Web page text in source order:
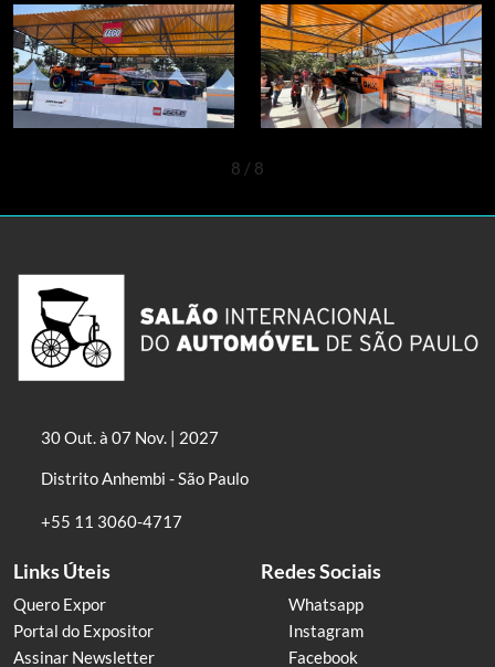
8 / 8
30 Out. à 07 Nov. | 2027
Distrito Anhembi - São Paulo
+55 11 3060-4717
Links Úteis
Quero Expor
Portal do Expositor
Assinar Newsletter
Redes Sociais
Whatsapp
Instagram
Facebook